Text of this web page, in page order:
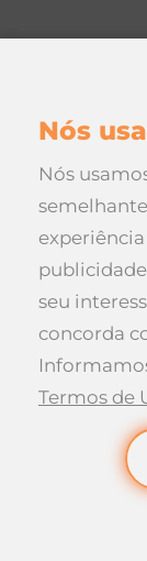
Nós
Nós
seu
concorda
Termos de